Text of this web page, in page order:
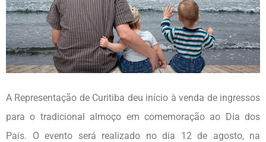
A Representação de Curitiba deu início à venda de ingressos
para o tradicional almoço em comemoração ao Dia dos
Pais. O evento será realizado no dia 12 de agosto, na